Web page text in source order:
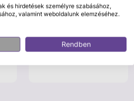
Saját márkás
és hirdetések személyre szabásához,
valamint weboldalunk elemzéséhez.
Rendben